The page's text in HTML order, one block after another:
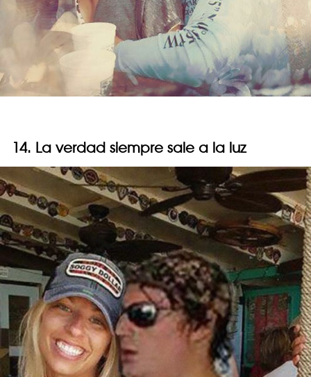
14. La verdad siempre sale a la luz